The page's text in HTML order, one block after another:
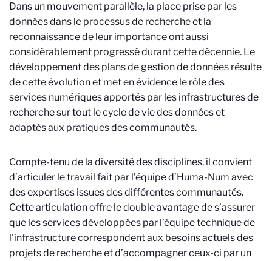
Dans un mouvement parallèle, la place prise par les
données dans le processus de recherche et la
reconnaissance de leur importance ont aussi
considérablement progressé durant cette décennie. Le
développement des plans de gestion de données résulte
de cette évolution et met en évidence le rôle des
services numériques apportés par les infrastructures de
recherche sur tout le cycle de vie des données et
adaptés aux pratiques des communautés.
Compte-tenu de la diversité des disciplines, il convient
d’articuler le travail fait par l’équipe d’Huma-Num avec
des expertises issues des différentes communautés.
Cette articulation offre le double avantage de s’assurer
que les services développées par l’équipe technique de
l'infrastructure correspondent aux besoins actuels des
projets de recherche et d’accompagner ceux-ci par un